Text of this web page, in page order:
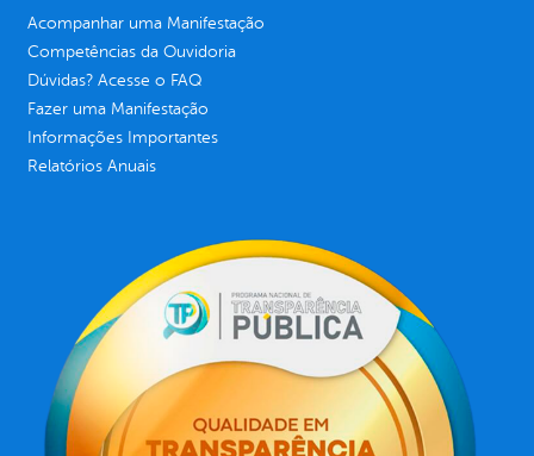
Acompanhar uma Manifestação
Competências da Ouvidoria
Dúvidas? Acesse o FAQ
Fazer uma Manifestação
Informações Importantes
Relatórios Anuais